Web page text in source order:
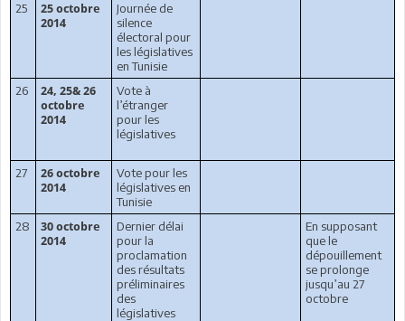
25
25 octobre
2014
Journée de
silence
électoral pour
les législatives
en Tunisie
26
24, 25& 26
octobre
2014
Vote à
l’étranger
pour les
législatives
27
26 octobre
2014
Vote pour les
législatives en
Tunisie
28
30 octobre
2014
Dernier délai
pour la
proclamation
des résultats
préliminaires
des
législatives
En supposant
que le
dépouillement
se prolonge
jusqu’au 27
octobre